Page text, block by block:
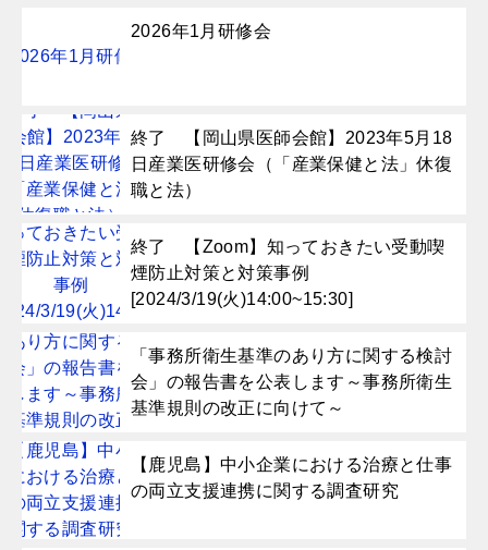
2026年1月研修会
終了 【岡山県医師会館】2023年5月18
日産業医研修会（「産業保健と法」休復
職と法）
終了 【Zoom】知っておきたい受動喫
煙防止対策と対策事例
[2024/3/19(火)14:00~15:30]
「事務所衛生基準のあり方に関する検討
会」の報告書を公表します～事務所衛生
基準規則の改正に向けて～
【鹿児島】中小企業における治療と仕事
の両立支援連携に関する調査研究